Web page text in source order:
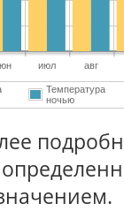
июл авг
Температура
ночью